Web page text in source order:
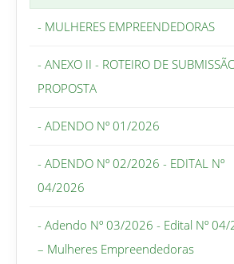
- MULHERES EMPREENDEDORAS
- ANEXO II - ROTEIRO DE
PROPOSTA
- ADENDO Nº 01/2026
- ADENDO Nº 02/2026 - EDITAL Nº
04/2026
- Adendo Nº 03/2026 - Edital Nº
– Mulheres Empreendedoras